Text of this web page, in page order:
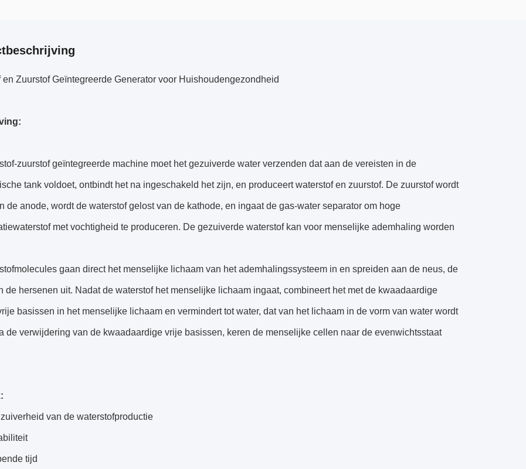
en Zuurstof Geïntegreerde Generator voor Huishoudengezondheid
zuurstof geïntegreerde machine moet het gezuiverde water verzenden dat aan de vereisten in de
tank voldoet, ontbindt het na ingeschakeld het zijn, en produceert waterstof en zuurstof. De zuurstof wordt
de anode, wordt de waterstof gelost van de kathode, en ingaat de gas-water separator om hoge
met vochtigheid te produceren. De gezuiverde waterstof kan voor menselijke ademhaling worden
gaan direct het menselijke lichaam van het ademhalingssysteem in en spreiden aan de neus, de
de hersenen uit. Nadat de waterstof het menselijke lichaam ingaat, combineert het met de kwaadaardige
basissen in het menselijke lichaam en vermindert tot water, dat van het lichaam in de vorm van water wordt
de verwijdering van de kwaadaardige vrije basissen, keren de menselijke cellen naar de evenwichtsstaat
van de waterstofproductie
tijd